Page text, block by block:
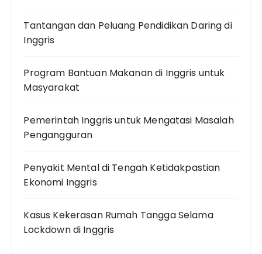
Tantangan dan Peluang Pendidikan Daring di
Inggris
Program Bantuan Makanan di Inggris untuk
Masyarakat
Pemerintah Inggris untuk Mengatasi Masalah
Pengangguran
Penyakit Mental di Tengah Ketidakpastian
Ekonomi Inggris
Kasus Kekerasan Rumah Tangga Selama
Lockdown di Inggris